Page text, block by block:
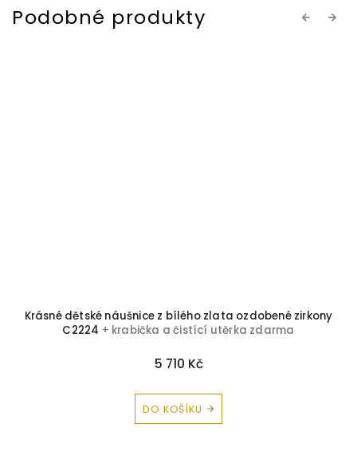
Previous
Krásné dětské náušnice z bílého zlata ozdobené zirkony
C2224 + krabička a čistící utěrka zdarma
5 710 Kč
DO KOŠÍKU
Next